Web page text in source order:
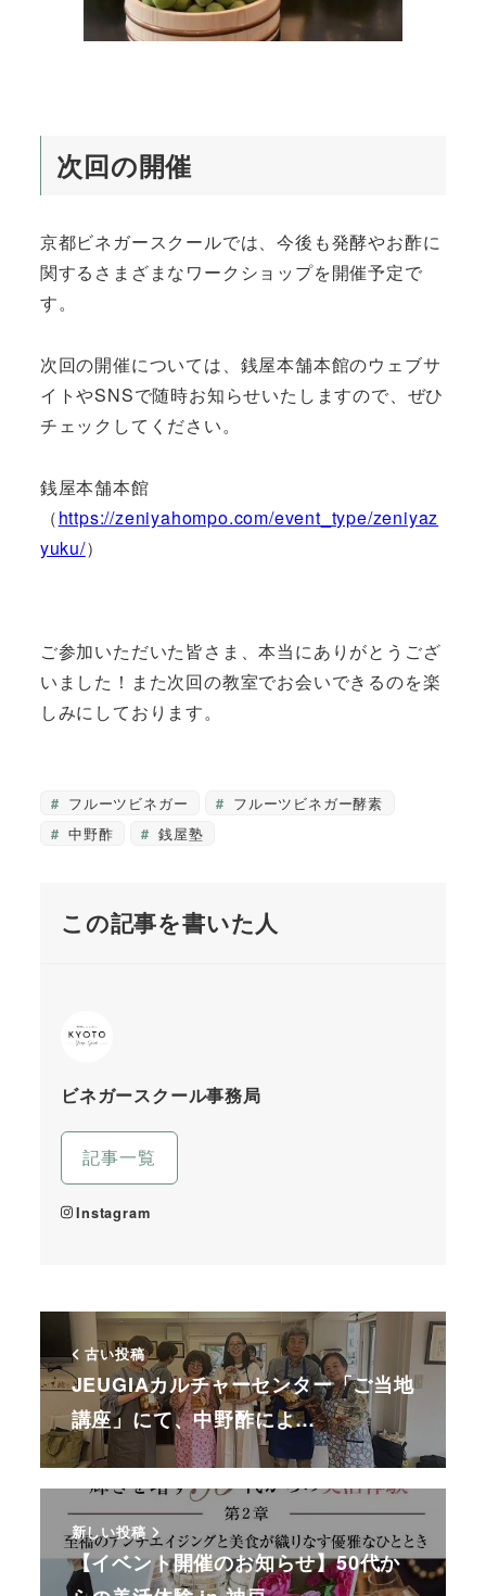
次回の開催
京都ビネガースクールでは、今後も発酵やお酢に
関するさまざまなワークショップを開催予定で
す。
次回の開催については、銭屋本舗本館のウェブサ
イトやSNSで随時お知らせいたしますので、ぜひ
チェックしてください。
銭屋本舗本館
（https://zeniyahompo.com/event_type/zeniyaz
yuku/）
ご参加いただいた皆さま、本当にありがとうござ
いました！また次回の教室でお会いできるのを楽
しみにしております。
フルーツビネガー
フルーツビネガー酵素
中野酢
銭屋塾
この記事を書いた人
ビネガースクール事務局
記事一覧
Instagram
古い投稿
JEUGIAカルチャーセンター「ご当地
講座」にて、中野酢によ…
新しい投稿
【イベント開催のお知らせ】50代か